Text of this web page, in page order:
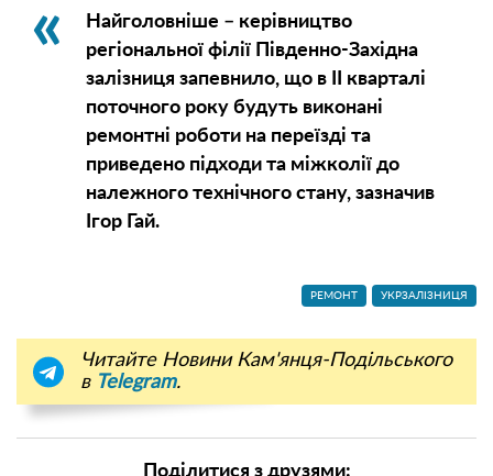
Найголовніше – керівництво
регіональної філії Південно-Західна
залізниця запевнило, що в ІІ кварталі
поточного року будуть виконані
ремонтні роботи на переїзді та
приведено підходи та міжколії до
належного технічного стану, зазначив
Ігор Гай.
РЕМОНТ УКРЗАЛІЗНИЦЯ
Читайте Новини Кам'янця-Подільського
в Telegram.
Поділитися з друзями: